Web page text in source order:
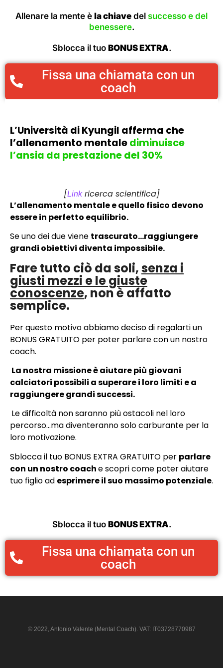
Allenare la mente è la chiave del successo e del
benessere.
Sblocca il tuo BONUS EXTRA.
Fissa una chiamata con un
coach
L’Università di Kyungil afferma che
l’allenamento mentalediminuisce
l’ansia da prestazione del 30%
[Linkricerca scientifica]
L’allenamento mentale e quello fisico devono
essere in perfetto equilibrio.
Se uno dei due viene trascurato…raggiungere
grandi obiettivi diventa impossibile.
Fare tutto ciò da soli,senza i
giusti mezzi e le giuste
conoscenze, non è affatto
semplice.
Per questo motivo abbiamo deciso di regalarti un
BONUS GRATUITO per poter parlare con un nostro
coach.
La nostra missione è aiutare più giovani
calciatori possibili a superare i loro limiti e a
raggiungere grandi successi.
Le difficoltà non saranno più ostacoli nel loro
percorso…ma diventeranno solo carburante per la
loro motivazione.
Sblocca il tuo BONUS EXTRA GRATUITO per parlare
con un nostro coache scopri come poter aiutare
tuo figlio ad esprimere il suo massimo potenziale.
Sblocca il tuo BONUS EXTRA.
Fissa una chiamata con un
coach
© 2022, Antonio Valente (Mental Coach). VAT: IT03728770987